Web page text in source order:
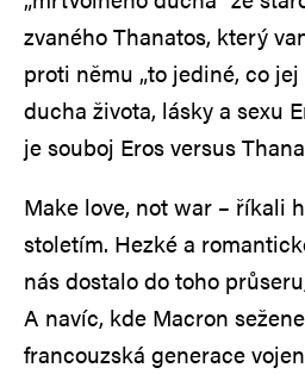
zvaného Thanatos, který
proti němu „to jediné, co
ducha života, lásky a sexu
je souboj Eros versus
Make love, not war – říkali
stoletím. Hezké a
nás dostalo do toho
A navíc, kde Macron
francouzská generace